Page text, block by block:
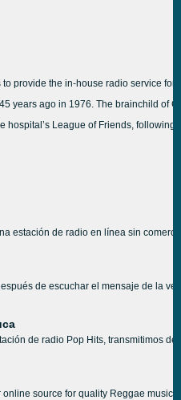
to provide the in-house radio service
years ago in 1976. The brainchild of
hospital’s League of Friends,
estación de radio en línea sin
de escuchar el mensaje de la
de radio Pop Hits, transmitimos
source for quality Reggae